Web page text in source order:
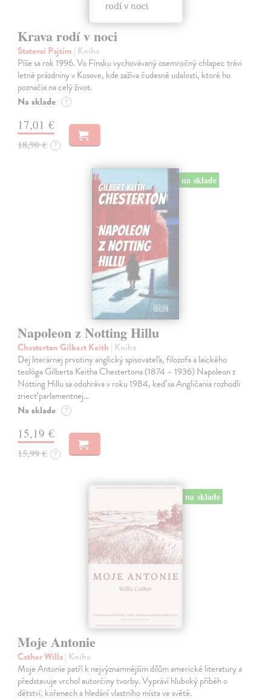
Krava rodí v noci
Statovci Pajtim | Kniha
Píše sa rok 1996. Vo Fínsku vychovávaný osemročný chlapec trávi
letné prázdniny v Kosove, kde zažíva čudesné udalosti, ktoré ho
poznačia na celý život.
Na sklade ?
17,01 €
18,90 € ?
na sklade
Napoleon z Notting Hillu
Chesterton Gilbert Keith | Kniha
Dej literárnej prvotiny anglický spisovateľa, filozofa a laického
teológa Gilberta Keitha Chestertona (1874 – 1936) Napoleon z
Notting Hillu sa odohráva v roku 1984, keď sa Angličania rozhodli
zriecť parlamentnej…
Na sklade ?
15,19 €
15,99 € ?
na sklade
Moje Antonie
Cather Willa| Kniha
Moje Antonie patří k nejvýznamnějším dílům americké literatury a
představuje vrchol autorčiny tvorby. Vypráví hluboký příběh o
dětství, kořenech a hledání vlastního místa ve světě.